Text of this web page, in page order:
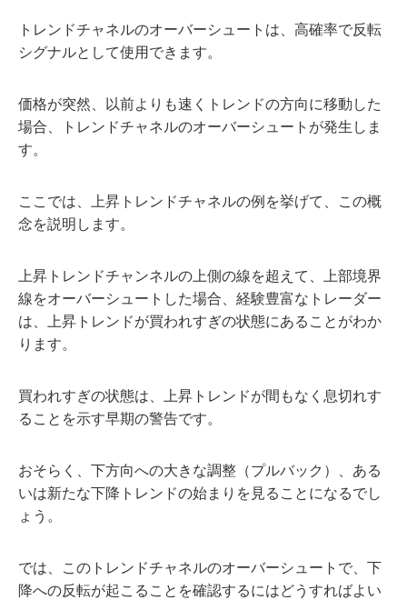
トレンドチャネルのオーバーシュートは、高確率で反転
シグナルとして使用できます。
価格が突然、以前よりも速くトレンドの方向に移動した
場合、トレンドチャネルのオーバーシュートが発生しま
す。
ここでは、上昇トレンドチャネルの例を挙げて、この概
念を説明します。
上昇トレンドチャンネルの上側の線を超えて、上部境界
線をオーバーシュートした場合、経験豊富なトレーダー
は、上昇トレンドが買われすぎの状態にあることがわか
ります。
買われすぎの状態は、上昇トレンドが間もなく息切れす
ることを示す早期の警告です。
おそらく、下方向への大きな調整（プルバック）、ある
いは新たな下降トレンドの始まりを見ることになるでし
ょう。
では、このトレンドチャネルのオーバーシュートで、下
降への反転が起こることを確認するにはどうすればよい